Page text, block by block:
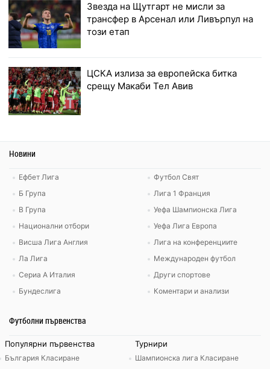
Звезда на Щутгарт не мисли за
трансфер в Арсенал или Ливърпул на
този етап
ЦСКА излиза за европейска битка
срещу Макаби Тел Авив
Новини
Ефбет Лига
Б Група
В Група
Национални отбори
Висша Лига Англия
Ла Лига
Сериа А Италия
Бундеслига
Футбол Свят
Лига 1 Франция
Уефа Шампионска Лига
Уефа Лига Европа
Лига на конференциите
Международен футбол
Други спортове
Коментари и анализи
Футболни първенства
Популярни първенства
България Класиране
Турнири
Шампионска лига Класиране